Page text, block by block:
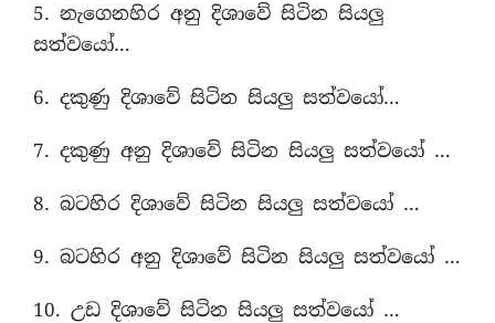
5. නැගෙනහිර අනු දිශාවේ සිටින සියලු
සත්වයෝ…
6. දකුණු දිශාවේ සිටින සියලු සත්වයෝ…
7. දකුණු අනු දිශාවේ සිටින සියලු සත්වයෝ …
8. බටහිර දිශාවේ සිටින සියලු සත්වයෝ …
9. බටහිර අනු දිශාවේ සිටින සියලු සත්වයෝ …
10. උඩ දිශාවේ සිටින සියලු සත්වයෝ …